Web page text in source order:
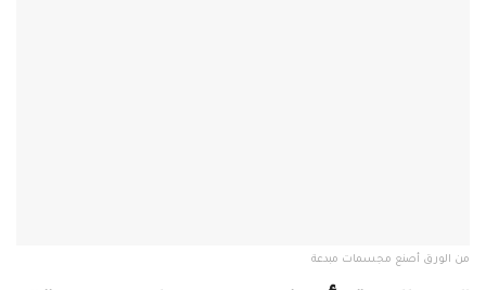
من الورق أصنع مجسمات مبدعة